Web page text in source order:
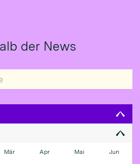
der News
Mär Apr Mai Jun